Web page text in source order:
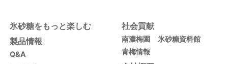
氷砂糖をもっと楽しむ
製品情報
Q&A
社会貢献
南濃梅園
氷砂糖資料館
青梅情報